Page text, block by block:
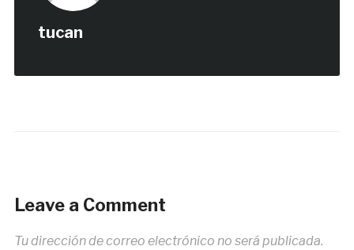
tucan
Leave a Comment
Tu dirección de correo electrónico no será publicada.